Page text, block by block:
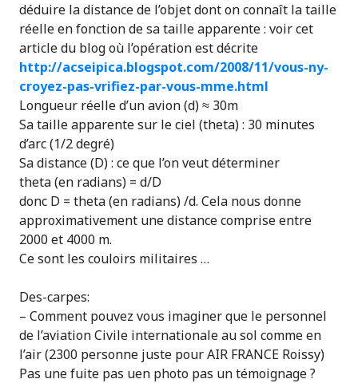
déduire la distance de l’objet dont on connaît la taille
réelle en fonction de sa taille apparente : voir cet
article du blog où l’opération est décrite
http://acseipica.blogspot.com/2008/11/vous-ny-
croyez-pas-vrifiez-par-vous-mme.html
Longueur réelle d’un avion (d) ≈ 30m
Sa taille apparente sur le ciel (theta) : 30 minutes
d’arc (1/2 degré)
Sa distance (D) : ce que l’on veut déterminer
theta (en radians) = d/D
donc D = theta (en radians) /d. Cela nous donne
approximativement une distance comprise entre
2000 et 4000 m.
Ce sont les couloirs militaires …
Des-carpes:
– Comment pouvez vous imaginer que le personnel
de l’aviation Civile internationale au sol comme en
l’air (2300 personne juste pour AIR FRANCE Roissy)
Pas une fuite pas uen photo pas un témoignage ?